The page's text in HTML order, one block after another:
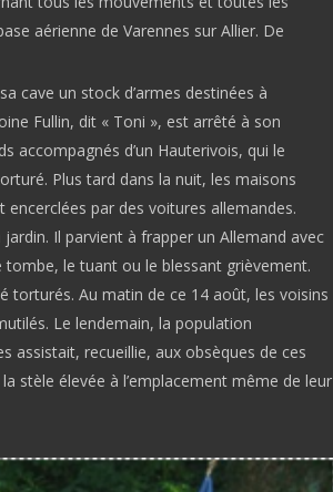
aérienne de Varennes sur Allier. De
cave un stock d’armes destinées à
Fullin, dit « Toni », est arrêté à son
accompagnés d’un Hauterivois, qui le
Plus tard dans la nuit, les maisons
par des voitures allemandes.
Il parvient à frapper un Allemand avec
le tuant ou le blessant grièvement.
torturés. Au matin de ce 14 août, les voisins
Le lendemain, la population
assistait, recueillie, aux obsèques de ces
stèle élevée à l’emplacement même de leur